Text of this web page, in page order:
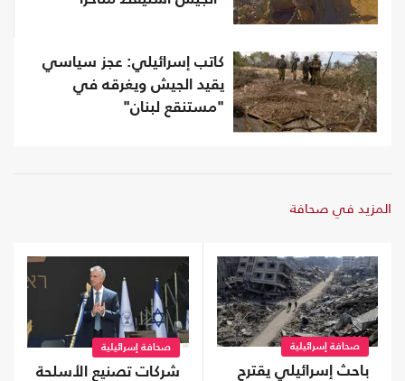
كاتب إسرائيلي: عجز سياسي
يقيد الجيش ويغرقه في
"مستنقع لبنان"
المزيد في صحافة
صحافة إسرائيلية
باحث إسرائيلي يقترح
صحافة إسرائيلية
شركات تصنيع الأسلحة